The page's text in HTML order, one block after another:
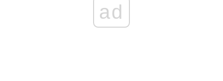
ad